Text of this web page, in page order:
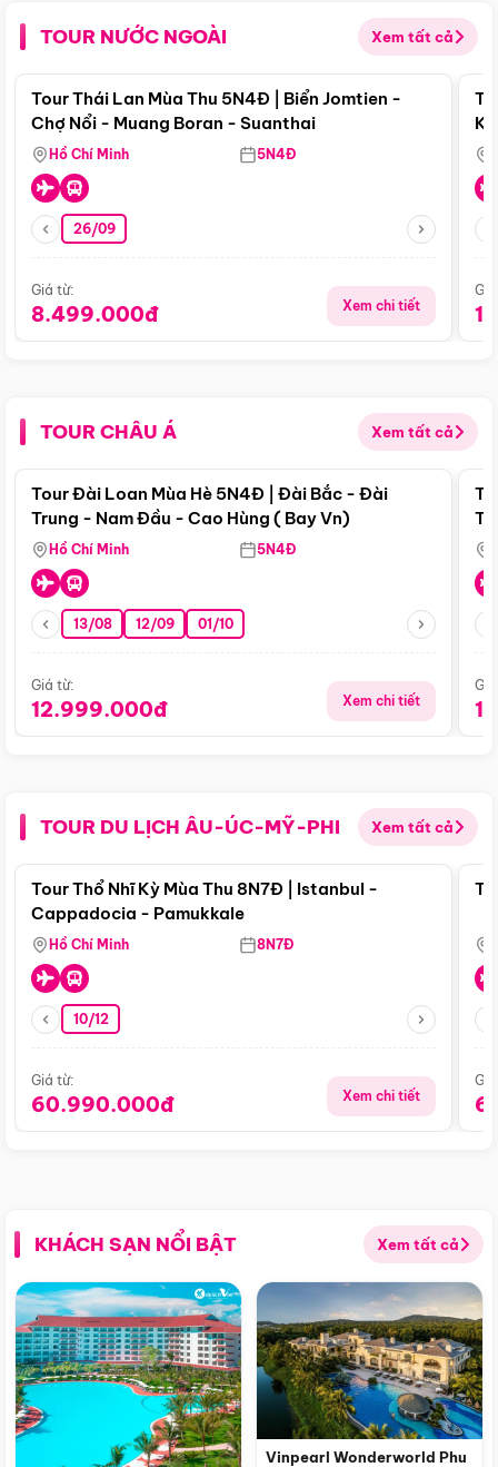
TOUR NƯỚC NGOÀI Xem tất cả
Điểm nổi bật
Tour Thái Lan Mùa Thu 5N4Đ | Biển Jomtien -
Chợ Nổi - Muang Boran - Suanthai
Hồ Chí Minh 5N4Đ
26/09
Giá từ:
8.499.000đ Xem chi tiết
TOUR CHÂU Á Xem tất cả
Điểm nổi bật
Tour Đài Loan Mùa Hè 5N4Đ | Đài Bắc - Đài
Trung - Nam Đầu - Cao Hùng ( Bay Vn)
Hồ Chí Minh 5N4Đ
13/08 12/09 01/10
Giá từ:
12.999.000đ Xem chi tiết
TOUR DU LỊCH ÂU-ÚC-MỸ-PHI Xem tất cả
Điểm nổi bật
Tour Thổ Nhĩ Kỳ Mùa Thu 8N7Đ | Istanbul -
Cappadocia - Pamukkale
Hồ Chí Minh 8N7Đ
10/12
Giá từ:
60.990.000đ Xem chi tiết
KHÁCH SẠN NỔI BẬT Xem tất cả
Vinpearl Wonderworld Phu